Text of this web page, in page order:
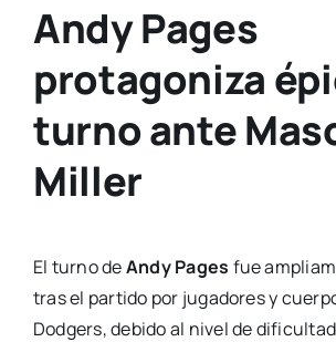
Andy Pages
protagoniza
turno ante
Miller
El turno deAndy Pages fue
tras el partido por jugadores y
Dodgers, debido al nivel de